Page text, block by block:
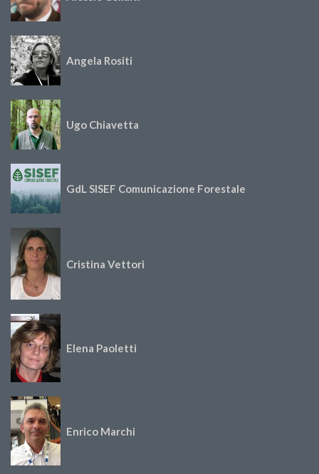
Angela Rositi
Ugo Chiavetta
GdL SISEF Comunicazione Forestale
Cristina Vettori
Elena Paoletti
Enrico Marchi